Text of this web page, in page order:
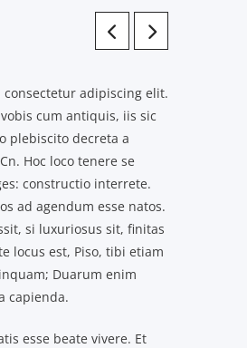
adipiscing elit.
cum antiquis, iis sic
plebiscito decreta a
Hoc loco tenere se
constructio interrete.
ad agendum esse natos.
si luxuriosus sit, finitas
locus est, Piso, tibi etiam
Duarum enim
capienda.
esse beate vivere. Et